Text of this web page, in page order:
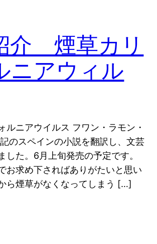
介 煙草カリ
ニアウィル
ニアウイルス フワン・ラモン・
のスペインの小説を翻訳し、文芸
した。6月上旬発売の予定です。
お求め下さればありがたいと思い
ら煙草がなくなってしまう […]